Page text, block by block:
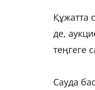
Құжатта
де,
теңгеге
Сауда